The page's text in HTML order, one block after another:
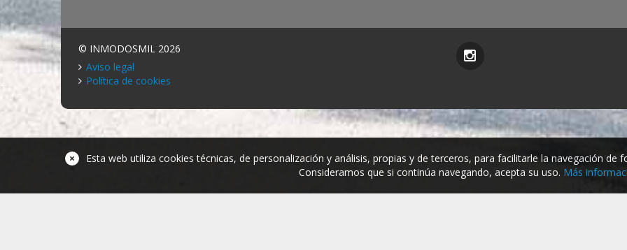
© INMODOSMIL 2026
Aviso legal
Política de cookies
×
Esta web utiliza cookies técnicas, de personalización y análisis, propias y de terceros, para facilitarle la navegación de
Consideramos que si continúa navegando, acepta su uso. Más